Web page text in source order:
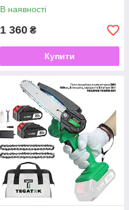
В наявності
1 360 ₴
Купити